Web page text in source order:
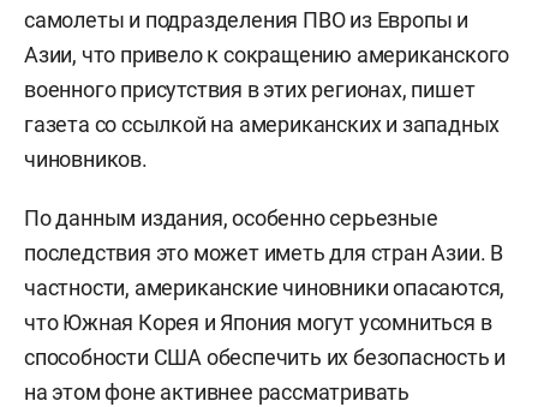
самолеты и подразделения ПВО из Европы и
Азии, что привело к сокращению американского
военного присутствия в этих регионах, пишет
газета со ссылкой на американских и западных
чиновников.
По данным издания, особенно серьезные
последствия это может иметь для стран Азии. В
частности, американские чиновники опасаются,
что Южная Корея и Япония могут усомниться в
способности США обеспечить их безопасность и
на этом фоне активнее рассматривать